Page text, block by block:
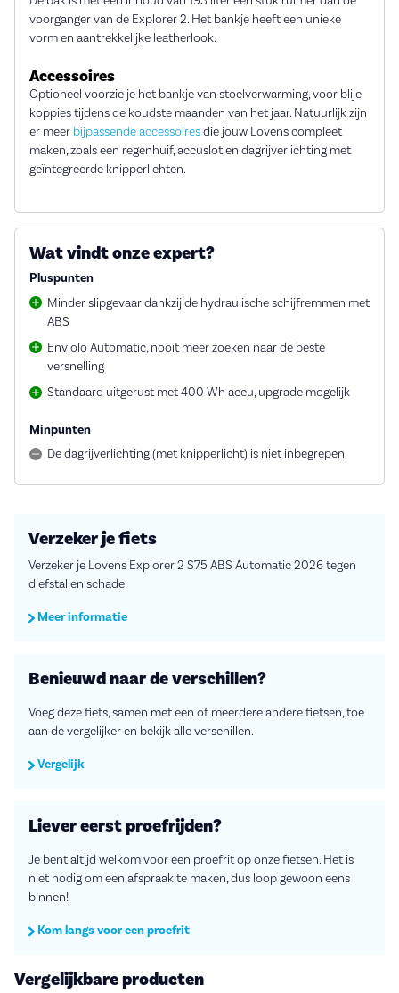
voorganger van de Explorer 2. Het bankje heeft een unieke
vorm en aantrekkelijke leatherlook.
Accessoires
Optioneel voorzie je het bankje van stoelverwarming, voor blije
koppies tijdens de koudste maanden van het jaar. Natuurlijk zijn
er meer bijpassende accessoiresdie jouw Lovens compleet
maken, zoals een regenhuif, accuslot en dagrijverlichting met
geïntegreerde knipperlichten.
Wat vindt onze expert?
Pluspunten
Minder slipgevaar dankzij de hydraulische schijfremmen met
ABS
Enviolo Automatic, nooit meer zoeken naar de beste
versnelling
Standaard uitgerust met 400 Wh accu, upgrade mogelijk
Minpunten
De dagrijverlichting (met knipperlicht) is niet inbegrepen
Verzeker je fiets
Verzeker je Lovens Explorer 2 S75 ABS Automatic 2026 tegen
diefstal en schade.
Meer informatie
Benieuwd naar de verschillen?
Voeg deze fiets, samen met een of meerdere andere fietsen, toe
aan de vergelijker en bekijk alle verschillen.
Vergelijk
Liever eerst proefrijden?
Je bent altijd welkom voor een proefrit op onze fietsen. Het is
niet nodig om een afspraak te maken, dus loop gewoon eens
binnen!
Kom langs voor een proefrit
Vergelijkbare producten